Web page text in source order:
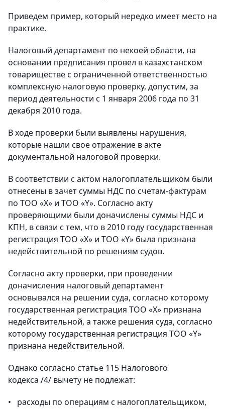
Приведем пример, который нередко имеет место на
практике.
Налоговый департамент по некоей области, на
основании предписания провел в казахстанском
товариществе с ограниченной ответственностью
комплексную налоговую проверку, допустим, за
период деятельности с 1 января 2006 года по 31
декабря 2010 года.
В ходе проверки были выявлены нарушения,
которые нашли свое отражение в акте
документальной налоговой проверки.
В соответствии с актом налогоплательщиком были
отнесены в зачет суммы НДС по счетам-фактурам
по ТОО «Х» и ТОО «Y». Согласно акту
проверяющими были доначислены суммы НДС и
КПН, в связи с тем, что в 2010 году государственная
регистрация ТОО «Х» и ТОО «Y» была признана
недействительной по решениям судов.
Согласно акту проверки, при проведении
доначисления налоговый департамент
основывался на решении суда, согласно которому
государственная регистрация ТОО «Х» признана
недействительной, а также решения суда, согласно
которому государственная регистрация ТОО «Y»
признана недействительной.
Однако согласно статье 115 Налогового
кодекса /4/ вычету не подлежат:
• расходы по операциям с налогоплательщиком,